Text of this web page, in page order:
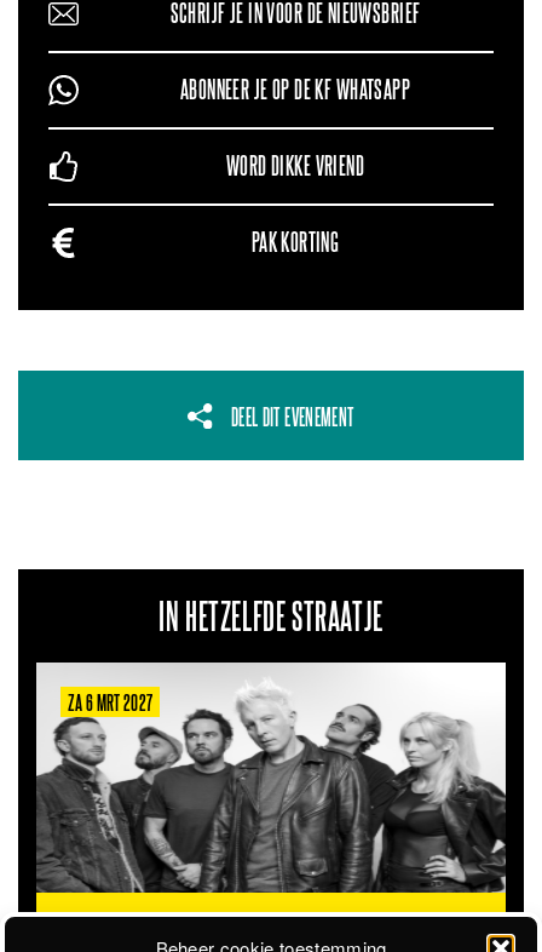
SCHRIJF JE IN VOOR DE NIEUWSBRIEF
ABONNEER JE OP DE KF WHATSAPP
WORD DIKKE VRIEND
PAK KORTING
DEEL DIT EVENEMENT
IN HETZELFDE STRAATJE
ZA 6 MRT 2027